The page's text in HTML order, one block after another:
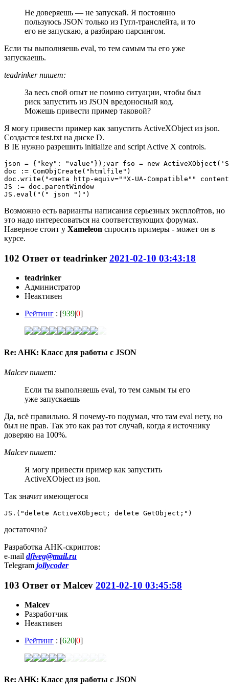
Не доверяешь — не запускай. Я постоянно
пользуюсь JSON только из Гугл-транслейта, и то
его не запускаю, а разбираю парсингом.
Если ты выполняешь eval, то тем самым ты его уже
запускаешь.
teadrinker пишет:
За весь свой опыт не помню ситуации, чтобы был
риск запустить из JSON вредоносный код.
Можешь привести пример таковой?
Я могу привести пример как запустить ActiveXObject из json.
Создастся test.txt на диске D.
В IE нужно разрешить initialize and script Active X controls.
json = {"key": "value"});var fso = new
doc := ComObjCreate("htmlfile")
doc.write("<meta http-equiv=""X-UA-Compatible""
JS := doc.parentWindow
JS.eval("(" json ")")
Возможно есть варианты написания серьезных эксплойтов, но
это надо интересоваться на соответствующих форумах.
Наверное стоит у Xameleon спросить примеры - может он в
курсе.
102 Ответ отteadrinker 2021-02-10 03:43:18
teadrinker
Администратор
Неактивен
Рейтинг : [939|0]
Re: AHK: Класс для работы с JSON
Malcev пишет:
Если ты выполняешь eval, то тем самым ты его
уже запускаешь
Да, всё правильно. Я почему-то подумал, что там eval нету, но
был не прав. Так это как раз тот случай, когда я источнику
доверяю на 100%.
Malcev пишет:
Я могу привести пример как запустить
ActiveXObject из json.
Так значит имеющегося
JS.("delete ActiveXObject; delete GetObject;")
достаточно?
Разработка AHK-скриптов:
e-mail dfiveg@mail.ru
Telegram jollycoder
103 Ответ отMalcev 2021-02-10 03:45:58
Malcev
Разработчик
Неактивен
Рейтинг : [620|0]
Re: AHK: Класс для работы с JSON